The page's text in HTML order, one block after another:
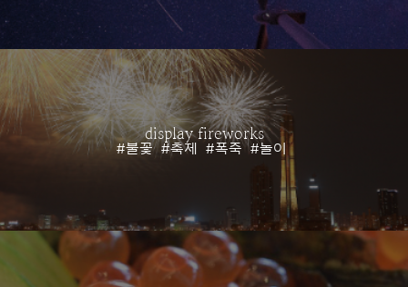
display fireworks
#불꽃 #축제 #폭죽 #놀이